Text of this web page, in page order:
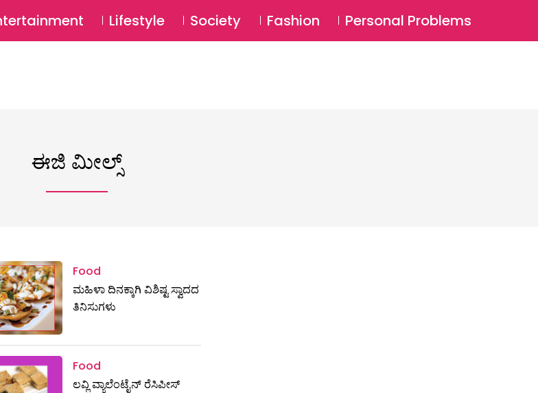
SUBSCRIBE Login ⚲
Lifestyle Society Fashion Personal Problems
ಈಜಿ ಮೀಲ್ಸ್
Food
ಮಹಿಳಾ ದಿನಕ್ಕಾಗಿ ವಿಶಿಷ್ಟ ಸ್ವಾದದ
ತಿನಿಸುಗಳು
Food
ಲವ್ಲಿ ವ್ಯಾಲೆಂಟೈನ್‌ ರೆಸಿಪೀಸ್‌